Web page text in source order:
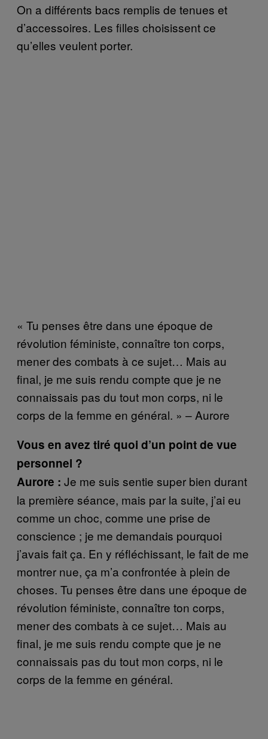
On a différents bacs remplis de tenues et
d’accessoires. Les filles choisissent ce
qu’elles veulent porter.
« Tu penses être dans une époque de
révolution féministe, connaître ton corps,
mener des combats à ce sujet… Mais au
final, je me suis rendu compte que je ne
connaissais pas du tout mon corps, ni le
corps de la femme en général. » – Aurore
Vous en avez tiré quoi d’un point de vue
personnel ?
Aurore : Je me suis sentie super bien durant
la première séance, mais par la suite, j’ai eu
comme un choc, comme une prise de
conscience ; je me demandais pourquoi
j’avais fait ça. En y réfléchissant, le fait de me
montrer nue, ça m’a confrontée à plein de
choses. Tu penses être dans une époque de
révolution féministe, connaître ton corps,
mener des combats à ce sujet… Mais au
final, je me suis rendu compte que je ne
connaissais pas du tout mon corps, ni le
corps de la femme en général.